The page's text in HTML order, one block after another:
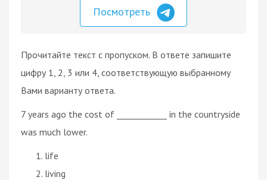
Посмотреть
Прочитайте текст с пропуском. В ответе запишите
цифру 1, 2, 3 или 4, соответствующую выбранному
Вами варианту ответа.
7 years ago the cost of ____________ in the countryside
was much lower.
life
living